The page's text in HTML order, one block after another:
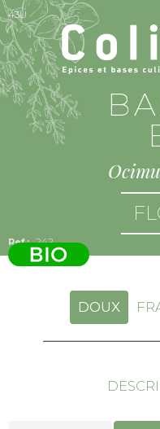
43U
242
DOUX